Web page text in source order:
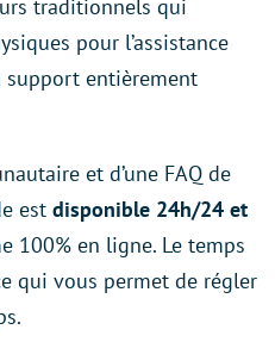
traditionnels qui
pour l’assistance
support entièrement
et d’une FAQ de
est disponible 24h/24 et
100% en ligne. Le temps
qui vous permet de régler